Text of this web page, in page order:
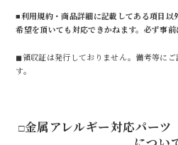
■利用規約・商品詳細に記載してある項目以
希望を頂いても対応できかねます。必ず事前
◼︎領収証は発行しておりません。備考等にご
す。
□金属アレルギー対応パーツ